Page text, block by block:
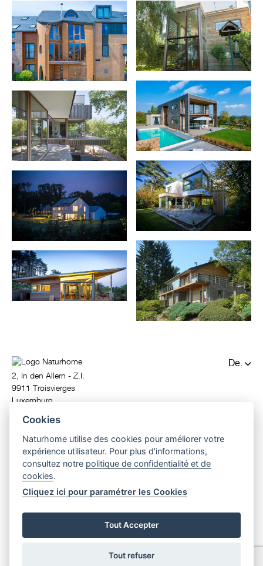
De.
2, In den Allern - Z.I.
9911 Troisvierges
Luxemburg
info@naturhome.lu
© 2026 Naturhome.All rights reserved.
Cookies
Naturhome utilise des cookies pour améliorer votre
expérience utilisateur. Pour plus d'informations,
consultez notre politique de confidentialité et de
cookies.
Cliquez ici pour paramétrer les Cookies
Tout Accepter
Tout refuser